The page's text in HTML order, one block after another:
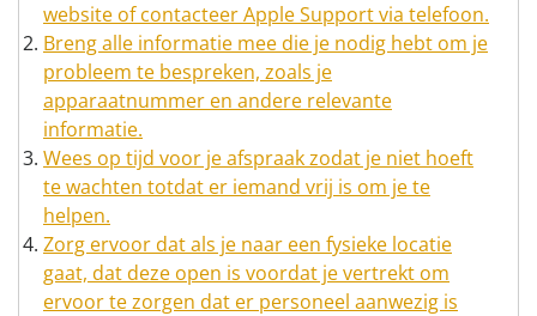
website of contacteer Apple Support via telefoon.
Breng alle informatie mee die je nodig hebt om je
probleem te bespreken, zoals je
apparaatnummer en andere relevante
informatie.
Wees op tijd voor je afspraak zodat je niet hoeft
te wachten totdat er iemand vrij is om je te
helpen.
Zorg ervoor dat als je naar een fysieke locatie
gaat, dat deze open is voordat je vertrekt om
ervoor te zorgen dat er personeel aanwezig is